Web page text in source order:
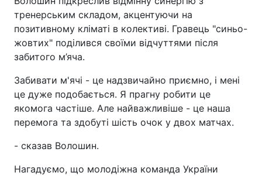
тренерським складом, акцентуючи на
позитивному кліматі в колективі. Гравець "синьо-
жовтих" поділився своїми відчуттями після
забитого м’яча.
Забивати м'ячі - це надзвичайно приємно, і мені
це дуже подобається. Я прагну робити це
якомога частіше. Але найважливіше - це наша
перемога та здобуті шість очок у двох матчах.
- сказав Волошин.
Нагадуємо, що молодіжна команда України